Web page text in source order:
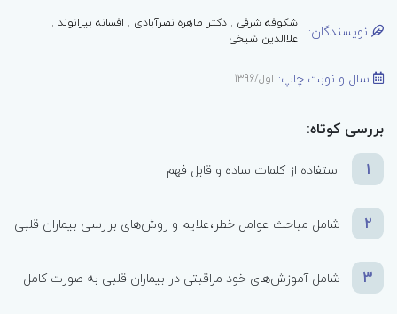
نویسندگان: شکوفه شرفی ,دکتر طاهره نصرآبادی , افسانه بیرانوند ,
علاالدین شیخی
سال و نوبت چاپ: اول/1396
بررسی کوتاه:
1
استفاده از کلمات ساده و قابل فهم
2 شامل مباحث عوامل خطر،علایم و روش‌های بررسی بیماران قلبی
3 شامل آموزش‌های خود مراقبتی در بیماران قلبی به صورت کامل